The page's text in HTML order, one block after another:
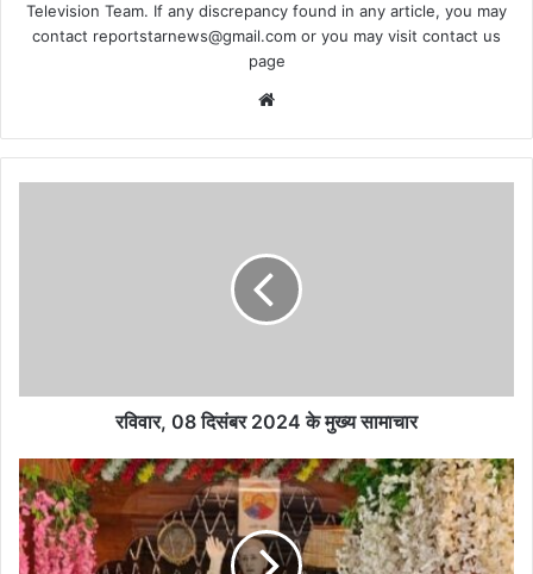
Television Team. If any discrepancy found in any article, you may
contact reportstarnews@gmail.com or you may visit contact us
page
रविवार, 08 दिसंबर 2024 के मुख्य सामाचार
क्रीं-
कुण्ड
महानिर्वाण
दिवस:अघोरानाम
परो